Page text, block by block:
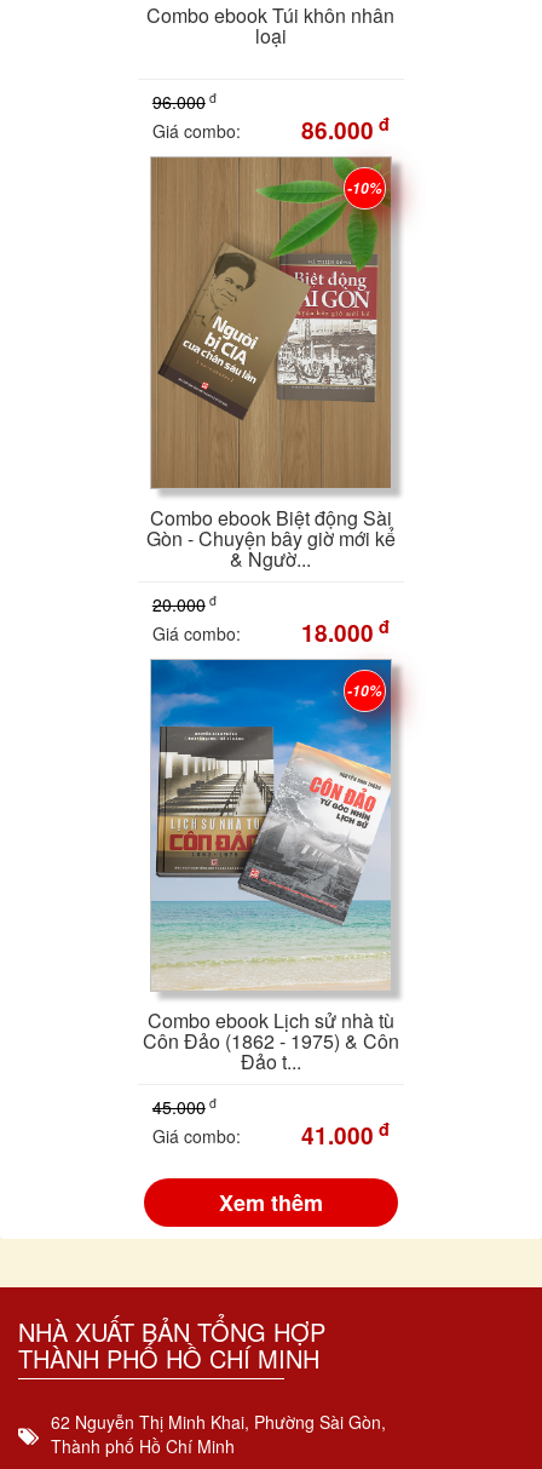
Combo ebook Túi khôn nhân
loại
96.000 đ
Giá combo: 86.000 đ
Combo ebook Biệt động Sài
Gòn - Chuyện bây giờ mới kể
& Ngườ...
20.000 đ
Giá combo: 18.000 đ
-10%
Combo ebook Lịch sử nhà tù
Côn Đảo (1862 - 1975) & Côn
Đảo t...
45.000 đ
Giá combo: 41.000 đ
-10%
Xem thêm
NHÀ XUẤT BẢN TỔNG HỢP
THÀNH PHỐ HỒ CHÍ MINH
62 Nguyễn Thị Minh Khai, Phường Sài Gòn,
Thành phố Hồ Chí Minh